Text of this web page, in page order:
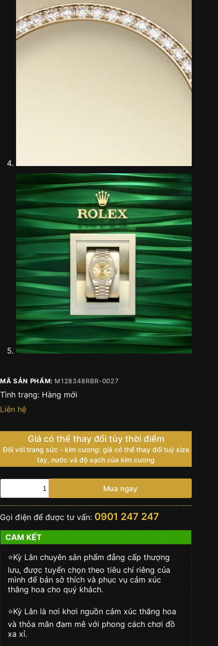
MÃ SẢN PHẨM: M128348RBR-0027
Tình trạng: Hàng mới
Liên hệ
Giá có thể thay đổi tùy thời điểm
Đối với trang sức - kim cương: giá có thể thay đổi tuỳ size
tay, nước và độ sạch của kim cương
ROLEX
-
36
Vàng
Vàng
18ct
-
m128348rbr-
0027
số
lượng
Mua ngay
Gọi điện để được tư vấn: 0901 247 247
CAM KẾT
⭐️Kỳ Lân chuyên sản phẩm đẳng cấp thượng
lưu, được tuyển chọn theo tiêu chí riêng của
mình để bán sở thích và phục vụ cảm xúc
thăng hoa cho quý khách.
⭐️Kỳ Lân là nơi khơi nguồn cảm xúc thăng hoa
và thỏa mãn đam mê với phong cách chơi đồ
xa xỉ.